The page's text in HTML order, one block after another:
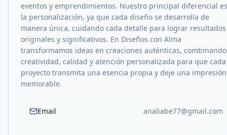
eventos y emprendimientos. Nuestro principal diferencial es
la personalización, ya que cada diseño se desarrolla de
manera única, cuidando cada detalle para lograr resultados
originales y significativos. En Diseños con Alma
transformamos ideas en creaciones auténticas, combinando
creatividad, calidad y atención personalizada para que cada
proyecto transmita una esencia propia y deje una impresión
memorable.
Email analiabe77@gmail.com